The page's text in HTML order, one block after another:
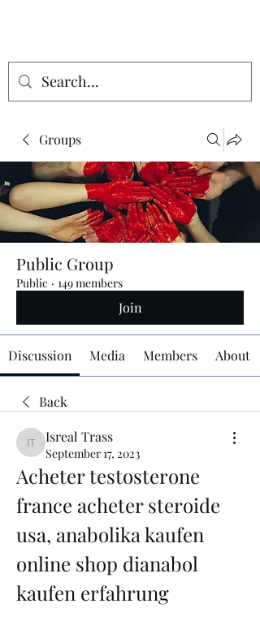
Groups
Public Group
Public · 149 members
Join
Discussion Media Members About
Back
Isreal Trass
Isreal Trass
September 17, 2023
Acheter testosterone
france acheter steroide
usa, anabolika kaufen
online shop dianabol
kaufen erfahrung